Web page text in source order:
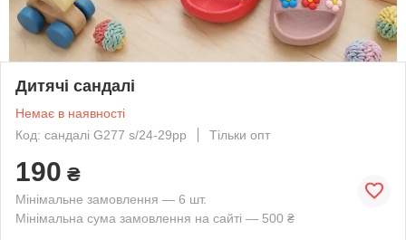
Дитячі сандалі
Немає в наявності
Код: сандалі G277 s/24-29рр
Тільки опт
190 ₴
Мінімальне замовлення — 6 шт.
Мінімальна сума замовлення на сайті — 500 ₴